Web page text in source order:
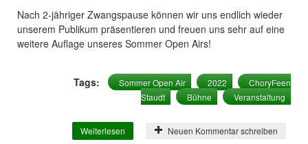
Nach 2-jähriger Zwangspause können wir uns endlich wieder
unserem Publikum präsentieren und freuen uns sehr auf eine
weitere Auflage unseres Sommer Open Airs!
Tags: Sommer Open Air 2022
ChoryFeen
Staudt
Bühne Veranstaltung
Weiterlesen
über Sommer Open Air 2022 mit den
Neuen Kommentar schreiben